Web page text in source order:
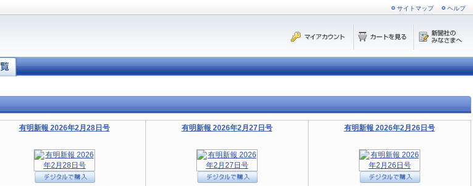
サイトマップ ヘルプ
有明新報 2026年2月28日号 有明新報 2026年2月27日号 有明新報 2026年2月26日号